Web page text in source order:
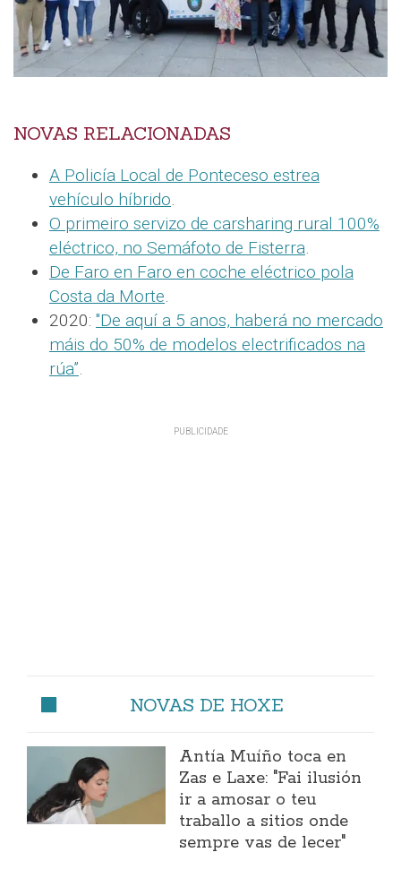
NOVAS RELACIONADAS
A Policía Local de Ponteceso estrea
vehículo híbrido.
O primeiro servizo de carsharing rural 100%
eléctrico, no Semáfoto de Fisterra.
De Faro en Faro en coche eléctrico pola
Costa da Morte.
2020: "De aquí a 5 anos, haberá no mercado
máis do 50% de modelos electrificados na
rúa”.
NOVAS DE HOXE
Antía Muíño toca en
Zas e Laxe: "Fai ilusión
ir a amosar o teu
traballo a sitios onde
sempre vas de lecer"